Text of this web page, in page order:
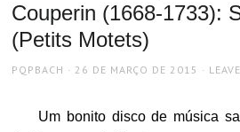
Couperin (1668-1733):
(Petits Motets)
AUTHOR
PQPBACH
POSTED
26 DE MARÇO DE 2015
Um bonito disco de música